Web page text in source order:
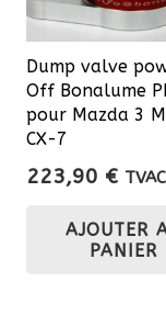
Dump valve
Off Bonalume
pour Mazda 3
CX-7
223,90 € TVAC
AJOUTER
PANIER